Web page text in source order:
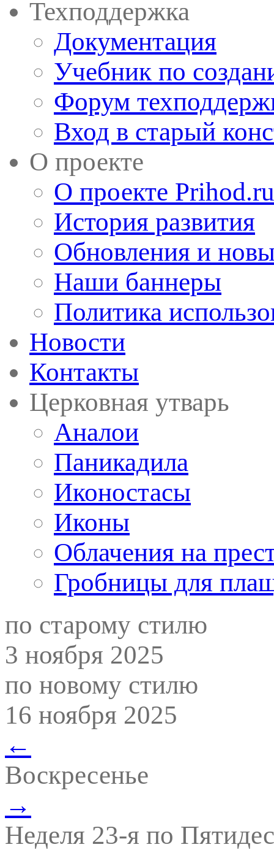
Техподдержка
Документация
Учебник по
Форум
Вход в старый
О проекте
О проекте Prihod.ru
История развития
Обновления и
Наши баннеры
Политика
Новости
Контакты
Церковная утварь
Аналои
Паникадила
Иконостасы
Иконы
Облачения на
Гробницы для
по старому стилю
3 ноября 2025
по новому стилю
16 ноября 2025
←
Воскресенье
→
Неделя 23-я по